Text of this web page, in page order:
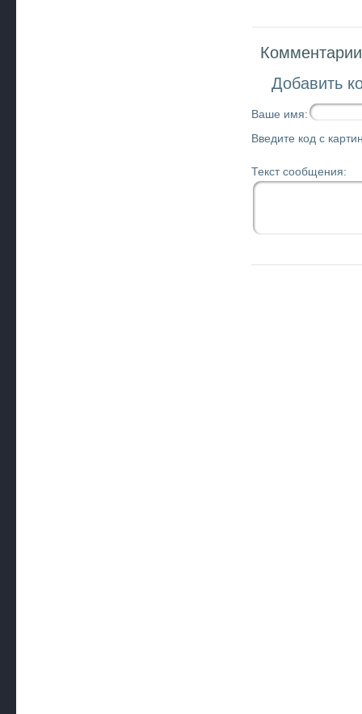
Добавить
Ваше имя:
Введите код с
Текст сообщения: